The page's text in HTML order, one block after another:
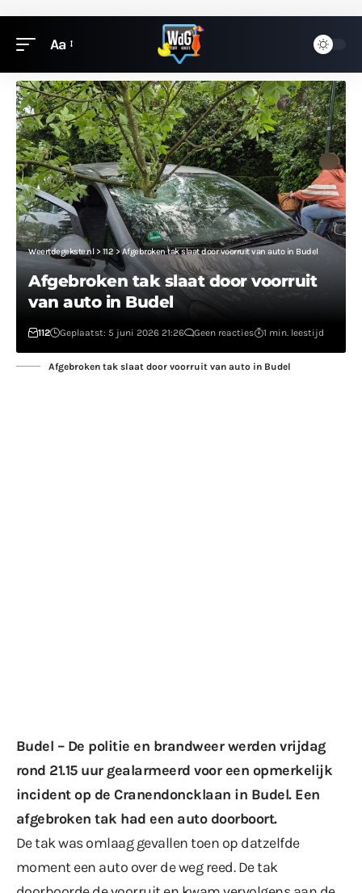
Aa
Weertdegekste.nl> 112 >Afgebroken tak slaat door voorruit van auto in Budel
Afgebroken tak slaat door voorruit
van auto in Budel
112 Geplaatst: 5 juni 2026 21:26 Geen reacties 1 min. leestijd
Afgebroken tak slaat door voorruit van auto in Budel
Budel – De politie en brandweer werden vrijdag
rond 21.15 uur gealarmeerd voor een opmerkelijk
incident op de Cranendoncklaan in Budel. Een
afgebroken tak had een auto doorboort.
De tak was omlaag gevallen toen op datzelfde
moment een auto over de weg reed. De tak